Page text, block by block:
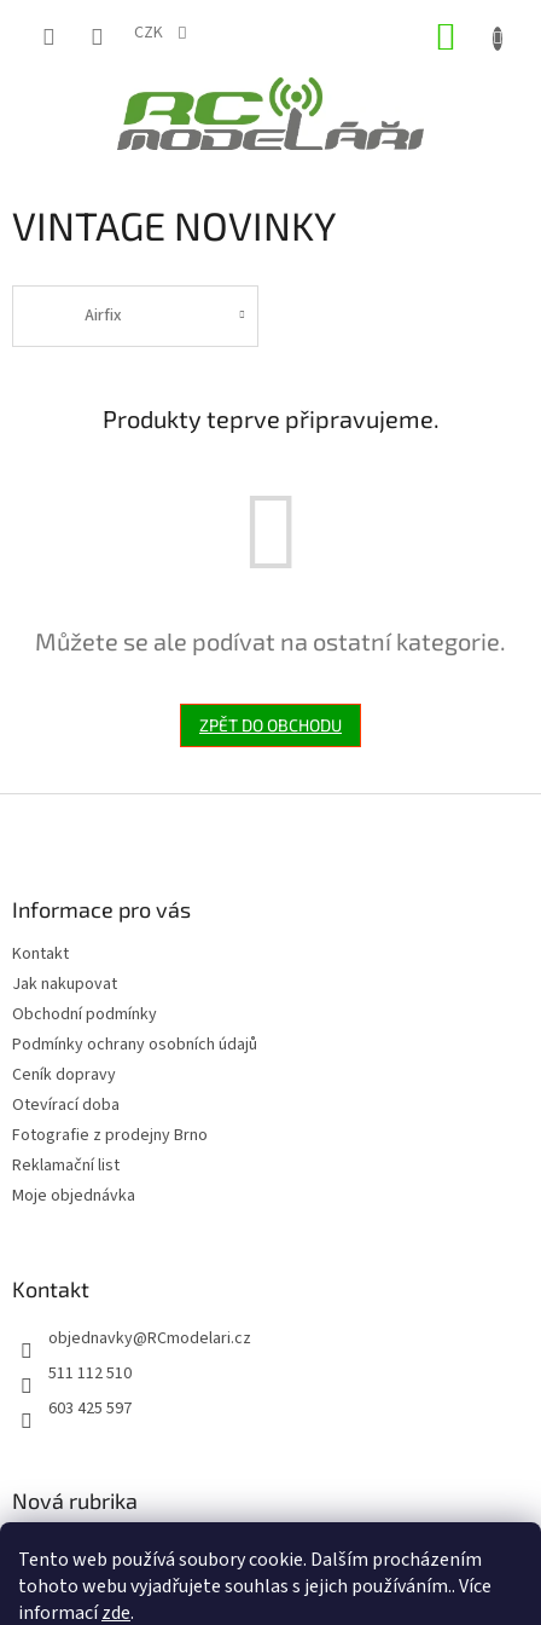
Tento web používá soubory cookie. Dalším procházením
tohoto webu vyjadřujete souhlas s jejich používáním.. Více
informacízde.
CZK
VINTAGE NOVINKY
Airfix
Produkty teprve připravujeme.
Můžete se ale podívat na ostatní kategorie.
ZPĚT DO OBCHODU
Informace pro vás
Kontakt
Jak nakupovat
Obchodní podmínky
Podmínky ochrany osobních údajů
Ceník dopravy
Otevírací doba
Fotografie z prodejny Brno
Reklamační list
Moje objednávka
Kontakt
objednavky@RCmodelari.cz
511 112 510
603 425 597
Nová rubrika
2.4.2020